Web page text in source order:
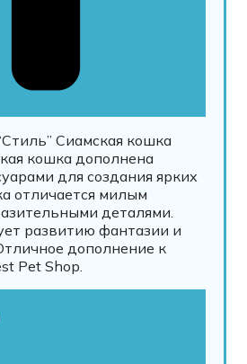
Сиамская кошка
кошка дополнена
для создания ярких
отличается милым
деталями.
развитию фантазии и
дополнение к
Pet Shop.